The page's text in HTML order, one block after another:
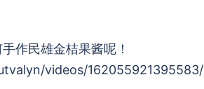
作民雄金桔果酱呢！
videos/162055921395583/